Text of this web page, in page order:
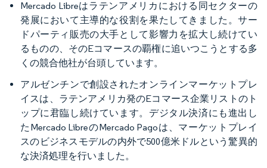
Mercado Libreはラテンアメリカにおける同セクターの
発展において主導的な役割を果たしてきました。サー
ドパーティ販売の大手として影響力を拡大し続けてい
るものの、そのEコマースの覇権に追いつこうとする多
くの競合他社が台頭しています。
アルゼンチンで創設されたオンラインマーケットプレ
イスは、ラテンアメリカ発のEコマース企業リストのト
ップに君臨し続けています。デジタル決済にも進出し
たMercado LibreのMercado Pagoは、マーケットプレイ
スのビジネスモデルの内外で500億米ドルという驚異的
な決済処理を行いました。